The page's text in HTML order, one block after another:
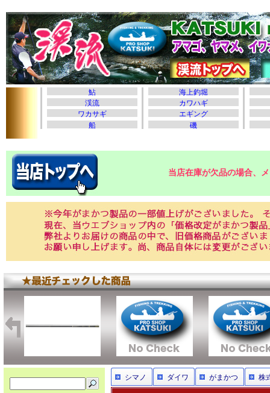
当店在庫が欠品の場合、
シマノ ダイワ がまかつ 株